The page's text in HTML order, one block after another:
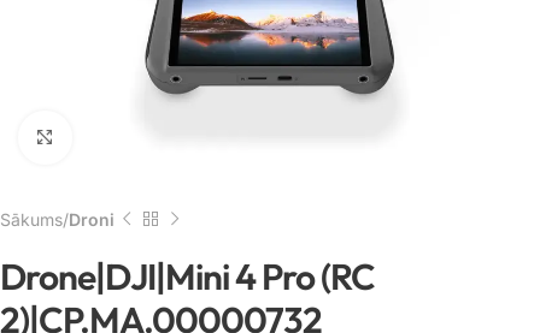
Sākums Droni
Drone|DJI|Mini 4 Pro (RC
2)|CP.MA.00000732